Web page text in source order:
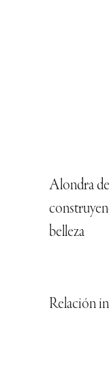
Alondra
belleza
Relación